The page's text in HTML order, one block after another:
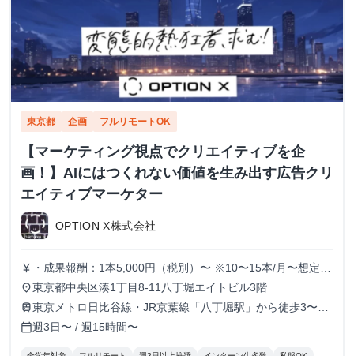
東京都 企画 フルリモートOK
【マーケティング視点でクリエイティブを企
画！】AIにはつくれない価値を生み出す広告クリ
エイティブマーケター
OPTION X株式会社
currency_yen ・成果報酬：1本5,000円（税別）〜 ※10〜15本/月〜想定
※経験、実績、能力等によって変動 ※トライアル期間の場
合変動あり
place東京都中央区湊1丁目8-11八丁堀エイトビル3階
train東京メトロ日比谷線・JR京葉線「八丁堀駅」から徒歩3〜6
分
calendar_today週3日〜 / 週15時間〜